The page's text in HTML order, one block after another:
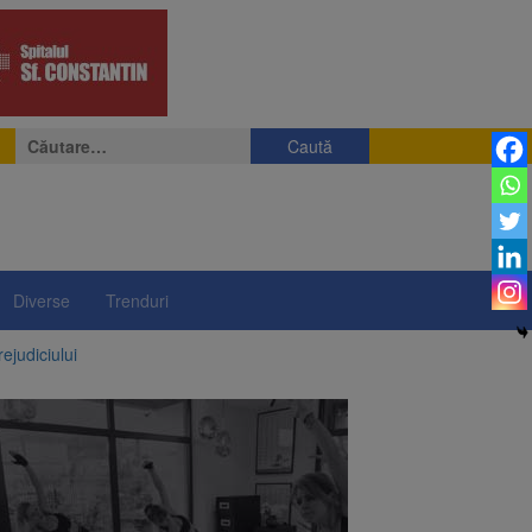
Caută
după:
Diverse Trenduri
platforme de gunoi
lei și termen de trei